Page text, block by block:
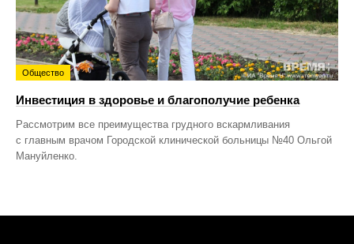
Общество
Инвестиция в здоровье и благополучие ребенка
Рассмотрим все преимущества грудного вскармливания
с главным врачом Городской клинической больницы №40 Ольгой
Мануйленко.